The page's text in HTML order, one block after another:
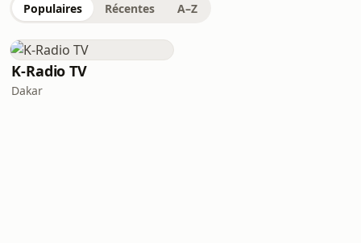
Populaires Récentes A–Z
K-Radio TV
Dakar